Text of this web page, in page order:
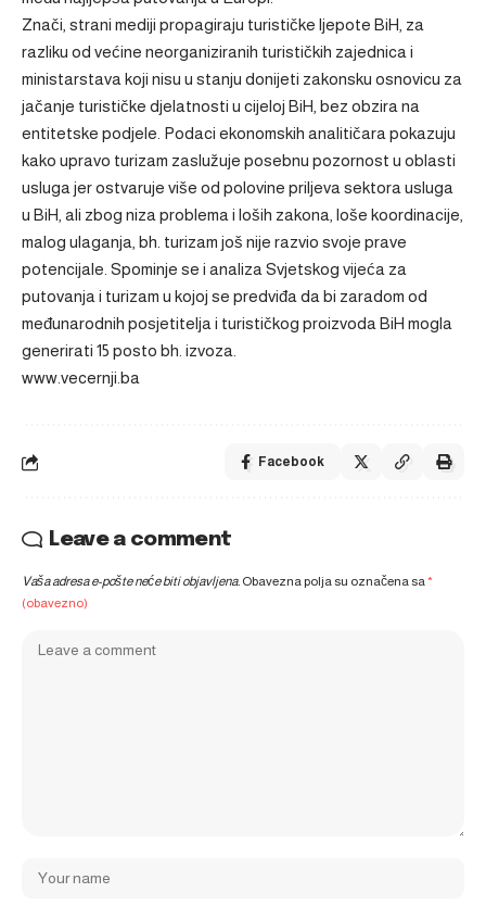
Znači, strani mediji propagiraju turističke ljepote BiH, za
razliku od većine neorganiziranih turističkih zajednica i
ministarstava koji nisu u stanju donijeti zakonsku osnovicu za
jačanje turističke djelatnosti u cijeloj BiH, bez obzira na
entitetske podjele. Podaci ekonomskih analitičara pokazuju
kako upravo turizam zaslužuje posebnu pozornost u oblasti
usluga jer ostvaruje više od polovine priljeva sektora usluga
u BiH, ali zbog niza problema i loših zakona, loše koordinacije,
malog ulaganja, bh. turizam još nije razvio svoje prave
potencijale. Spominje se i analiza Svjetskog vijeća za
putovanja i turizam u kojoj se predviđa da bi zaradom od
međunarodnih posjetitelja i turističkog proizvoda BiH mogla
generirati 15 posto bh. izvoza.
www.vecernji.ba
Facebook
Leave a comment
Vaša adresa e-pošte neće biti objavljena. Obavezna polja su označena sa*
(obavezno)